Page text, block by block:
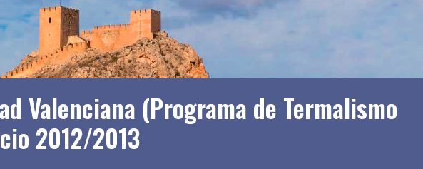
Valenciana (Programa de Termalismo
2012/2013